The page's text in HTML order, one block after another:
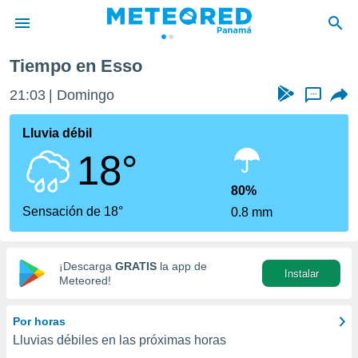
de
ha
para
que se
calidad.
a este
las
y
digital
basada
Tiempo en Esso
21:03 Domingo ...
Lluvia débil
18°
Sensación de 18°
80%
0.8 mm
¡Descarga GRATIS la app de
Meteored!
Instalar
Por horas
Lluvias débiles en las próximas horas